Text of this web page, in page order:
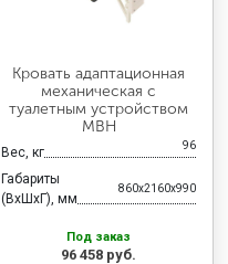
Кровать адаптационная
механическая с
туалетным устройством
MBН
Вес, кг 96
Габариты
(ВхШхГ), мм
860x2160x990
Под заказ
96 458 руб.